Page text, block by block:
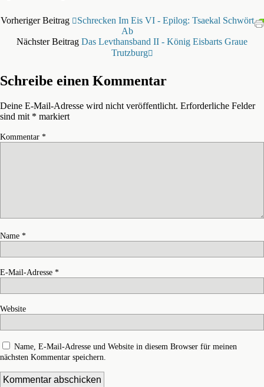
Vorheriger Beitrag
Schrecken Im Eis VI - Epilog: Tsaekal Schwört
Ab
Nächster Beitrag Das Levthansband II - König Eisbarts Graue
Trutzburg
Schreibe einen Kommentar
Deine E-Mail-Adresse wird nicht veröffentlicht. Erforderliche Felder
sind mit * markiert
Kommentar *
Name *
E-Mail-Adresse *
Website
Name, E-Mail-Adresse und Website in diesem Browser für meinen
nächsten Kommentar speichern.